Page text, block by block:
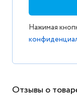
Нажимая
Отзывы о